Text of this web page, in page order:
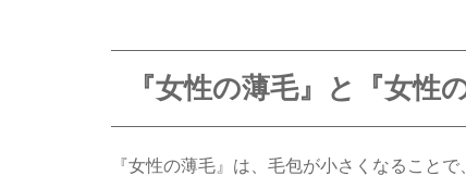
『女性の薄毛』と『女性
『女性の薄毛』は、毛包が小さくなること